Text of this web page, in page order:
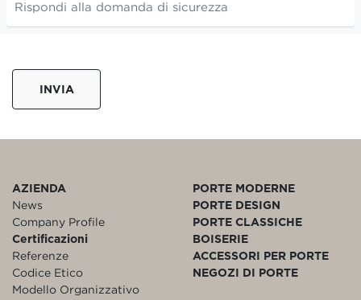
INVIA
AZIENDA
News
Company Profile
Certificazioni
Referenze
Codice Etico
Modello Organizzativo
PORTE MODERNE
PORTE DESIGN
PORTE CLASSICHE
BOISERIE
ACCESSORI PER PORTE
NEGOZI DI PORTE